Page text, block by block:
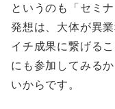
というのも「セミ
発想は、大体が異
イチ成果に繋げる
にも参加してみる
いからです。